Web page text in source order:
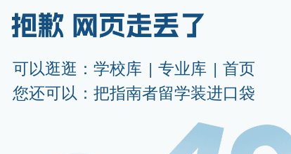
可以逛逛： 学校库 | 专业库 | 首页
您还可以：把指南者留学装进口袋